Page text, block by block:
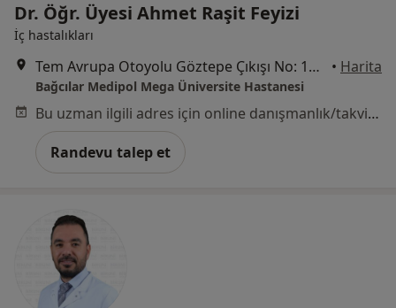
Dr. Öğr. Üyesi Ahmet Raşit Feyizi
İç hastalıkları
Tem Avrupa Otoyolu Göztepe Çıkışı No: 1Bağcılar, İstanbul • Harita
Bağcılar Medipol Mega Üniversite Hastanesi
Bu uzman ilgili adres için online danışmanlık/takvim sunmuyor.
Randevu talep et